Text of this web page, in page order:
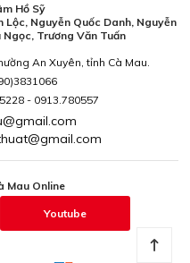
Hồ Sỹ
Lộc, Nguyễn Quốc Danh, Nguyễn
Trương Văn Tuấn
An Xuyên, tỉnh Cà Mau.
- 0913.780557
Mau Online
Youtube